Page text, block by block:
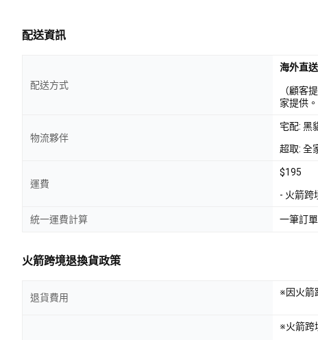
配送資訊
配送方式
海外直送
（顧客
家提供。
物流夥伴
宅配: 黑
超取: 全
運費
$195
- 火箭跨
統一運費計算 一筆訂
火箭跨境退換貨政策
退貨費用 ※因火箭
※火箭跨